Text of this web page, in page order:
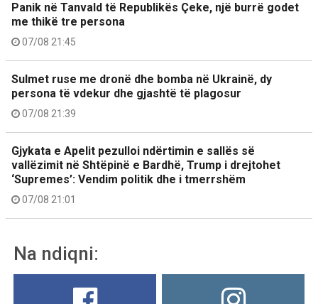
Panik në Tanvald të Republikës Çeke, një burrë godet
me thikë tre persona
07/08 21:45
Sulmet ruse me dronë dhe bomba në Ukrainë, dy
persona të vdekur dhe gjashtë të plagosur
07/08 21:39
Gjykata e Apelit pezulloi ndërtimin e sallës së
vallëzimit në Shtëpinë e Bardhë, Trump i drejtohet
‘Supremes’: Vendim politik dhe i tmerrshëm
07/08 21:01
Na ndiqni: